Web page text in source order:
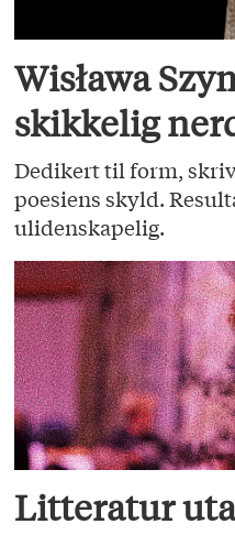
Wisława
skikkelig
Dedikert til form,
poesiens skyld.
ulidenskapelig.
Litteratur